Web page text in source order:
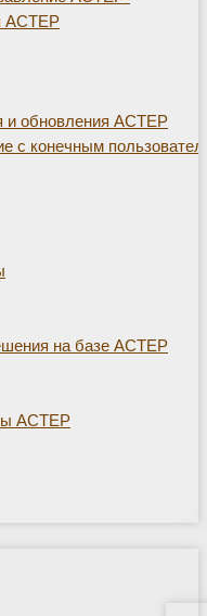
АСТЕР
и обновления АСТЕР
с конечным
на базе АСТЕР
АСТЕР